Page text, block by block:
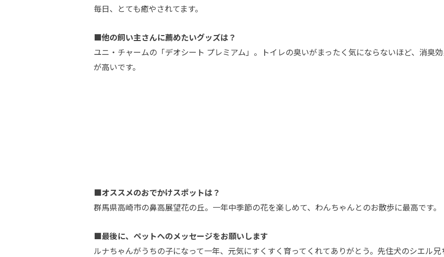
毎日、とても癒やされてます。
■他の飼い主さんに薦めたいグッズは？
ユニ・チャームの「デオシート プレミアム」。トイレの臭いがまったく気にならないほど、消臭
が高いです。
■オススメのおでかけスポットは？
群馬県高崎市の鼻高展望花の丘。一年中季節の花を楽しめて、わんちゃんとのお散歩に最高です。
■最後に、ペットへのメッセージをお願いします
ルナちゃんがうちの子になって一年、元気にすくすく育ってくれてありがとう。先住犬のシエル兄